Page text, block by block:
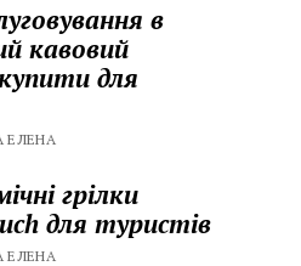
в
кавовий
для
ЕЛЕНА
грілки
для туристів
ЕЛЕНА